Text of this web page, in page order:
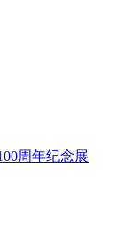
周年纪念展